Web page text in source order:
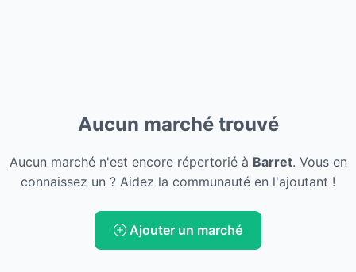
Aucun marché trouvé
Aucun marché n'est encore répertorié à Barret. Vous en
connaissez un ? Aidez la communauté en l'ajoutant !
Ajouter un marché